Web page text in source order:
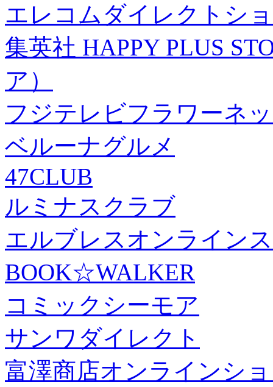
エレコムダイレクトシ
集英社 HAPPY PLUS
ア）
フジテレビフラワーネ
ベルーナグルメ
47CLUB
ルミナスクラブ
エルブレスオンライン
BOOK☆WALKER
コミックシーモア
サンワダイレクト
富澤商店オンラインシ